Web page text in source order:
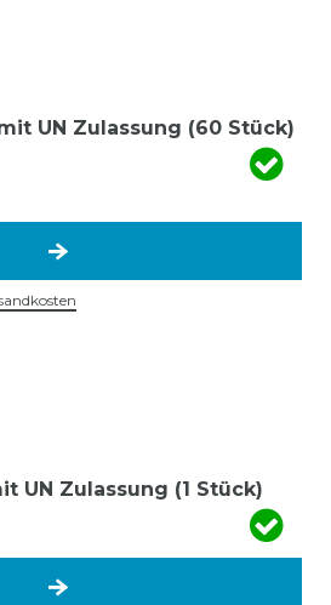
UN Zulassung (60 Stück)
UN Zulassung (1 Stück)